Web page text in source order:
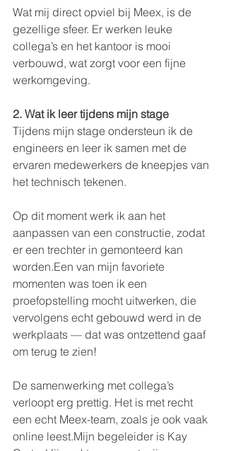
Wat mij direct opviel bij Meex, is de
gezellige sfeer. Er werken leuke
collega’s en het kantoor is mooi
verbouwd, wat zorgt voor een fijne
werkomgeving.
2. Wat ik leer tijdens mijn stage
Tijdens mijn stage ondersteun ik de
engineers en leer ik samen met de
ervaren medewerkers de kneepjes van
het technisch tekenen.
Op dit moment werk ik aan het
aanpassen van een constructie, zodat
er een trechter in gemonteerd kan
worden.Een van mijn favoriete
momenten was toen ik een
proefopstelling mocht uitwerken, die
vervolgens echt gebouwd werd in de
werkplaats — dat was ontzettend gaaf
om terug te zien!
De samenwerking met collega’s
verloopt erg prettig. Het is met recht
een echt Meex-team, zoals je ook vaak
online leest.Mijn begeleider is Kay